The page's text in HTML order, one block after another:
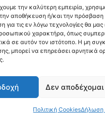
την καλύτερη εμπειρία,
αποθήκευση ή/και την
για τις εν λόγω τεχνολογίες θα
χαρακτήρα, όπως
σε αυτόν τον ιστότοπο. Η μη
μπορεί να επηρεάσει αρνητικά
Δεν αποδέχομαι
Πολιτική CookiesΔήλωση
την ανάπτυξη
υδροπλάνων στην